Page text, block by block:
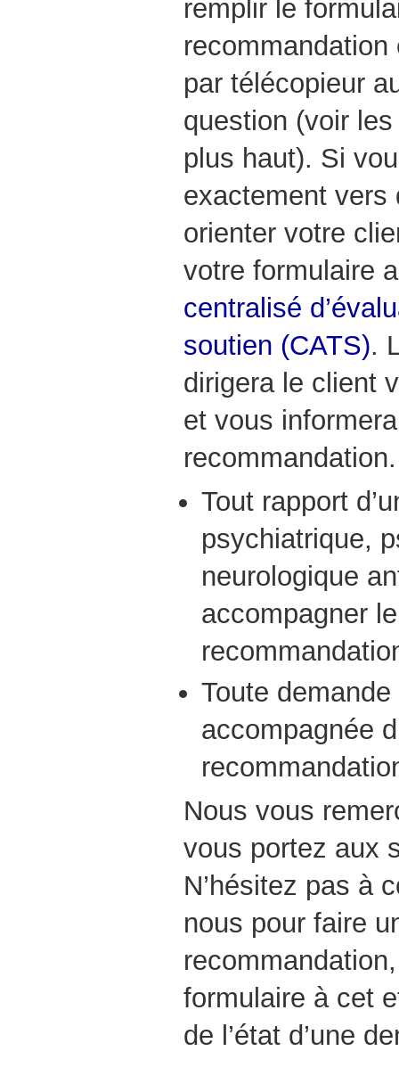
remplir le
par télécopieur
question (voir
plus haut). Si
exactement vers
orienter votre
votre formulaire
centralisé
soutien (CATS).
dirigera le client
et vous
Tout rapport
psychiatrique,
neurologique
accompagner
Toute
accompagnée
Nous vous
vous portez aux
N’hésitez pas à
nous pour faire
formulaire à cet
de l’état d’une